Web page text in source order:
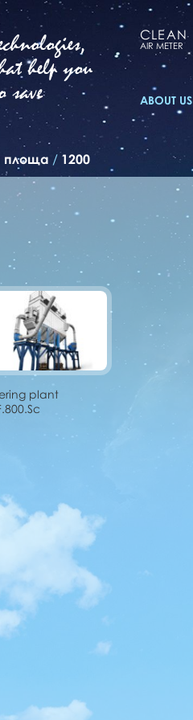
help you
save
CLEAN
AIR METER
ABOUT US
площа / 1200
plant